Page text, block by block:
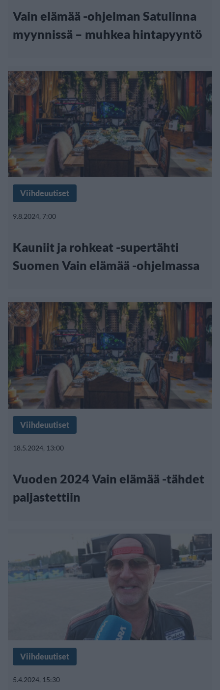
Vain elämää -ohjelman Satulinna
myynnissä – muhkea hintapyyntö
Viihdeuutiset
9.8.2024, 7:00
Kauniit ja rohkeat -supertähti
Suomen Vain elämää -ohjelmassa
Viihdeuutiset
18.5.2024, 13:00
Vuoden 2024 Vain elämää -tähdet
paljastettiin
Viihdeuutiset
5.4.2024, 15:30